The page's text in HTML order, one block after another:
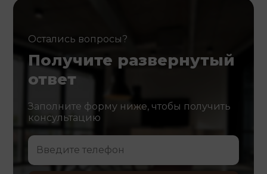
Остались вопросы?
Получите развернутый
ответ
Заполните форму ниже, чтобы получить
консультацию